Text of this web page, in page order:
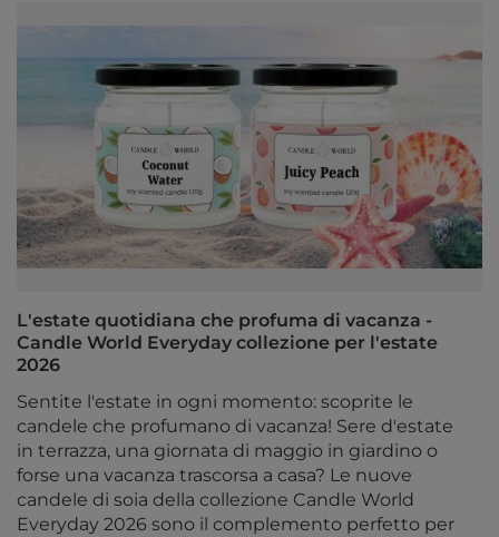
L'estate quotidiana che profuma di vacanza -
Candle World Everyday collezione per l'estate
2026
Sentite l'estate in ogni momento: scoprite le
candele che profumano di vacanza! Sere d'estate
in terrazza, una giornata di maggio in giardino o
forse una vacanza trascorsa a casa? Le nuove
candele di soia della collezione Candle World
Everyday 2026 sono il complemento perfetto per